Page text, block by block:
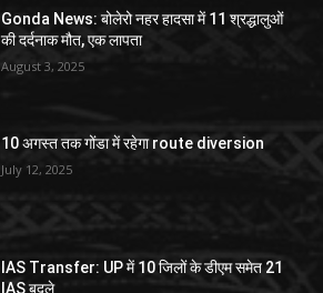
Gonda News: बोलेरो नहर हादसा में 11 श्रद्धालुओं
की दर्दनाक मौत, एक लापता
August 3, 2025
10 अगस्त तक गोंडा में रहेगा route diversion
July 12, 2025
IAS Transfer: UP में 10 जिलों के डीएम समेत 21
IAS बदले